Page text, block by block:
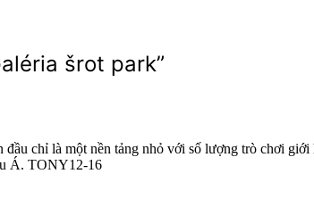
šrot park”
chỉ là một nền tảng nhỏ với số lượng trò chơi
Á. TONY12-16